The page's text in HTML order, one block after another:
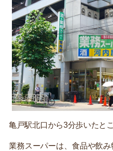
亀戸駅北口から3分歩いたと
業務スーパーは、食品や飲